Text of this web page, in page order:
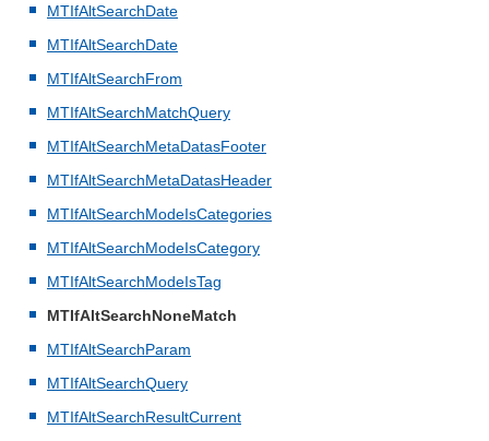
MTIfAltSearchDate
MTIfAltSearchDate
MTIfAltSearchFrom
MTIfAltSearchMatchQuery
MTIfAltSearchMetaDatasFooter
MTIfAltSearchMetaDatasHeader
MTIfAltSearchModeIsCategories
MTIfAltSearchModeIsCategory
MTIfAltSearchModeIsTag
MTIfAltSearchNoneMatch
MTIfAltSearchParam
MTIfAltSearchQuery
MTIfAltSearchResultCurrent